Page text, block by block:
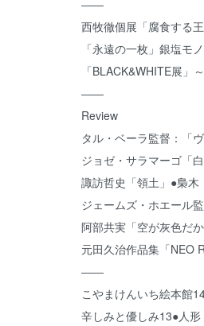
――
西牧徹個展「腐食する王
「永遠の一枚」銀塩モ
「BLACK&WHITE展」
――
Review
タル・ベーラ監督：「
ジョゼ・サラマーゴ「
諏訪哲史「領土」●梟木
ジェームズ・ホエール
阿部共実「空が灰色だ
元田久治作品集「NEO
――
こやまけんいち絵本館
辛しみと優しみ13●人